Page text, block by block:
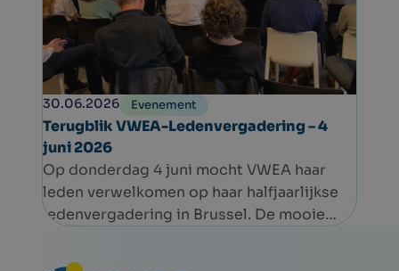
30.06.2026 Evenement
Terugblik VWEA-Ledenvergadering – 4
juni 2026
Op donderdag 4 juni mocht VWEA haar
leden verwelkomen op haar halfjaarlijkse
ledenvergadering in Brussel. De mooie
betrokkenheid binnen de sector.